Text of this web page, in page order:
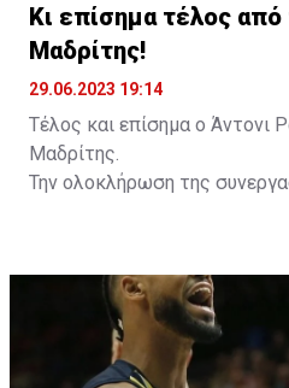
Κι επίσημα τέλος από
Μαδρίτης!
29.06.2023 19:14
Τέλος και επίσημα ο Άντονι
Μαδρίτης.
Την ολοκλήρωση της
υποδειγματική
Ο Αμερικανός άσος
Μαδρίτη έπειτα από μία